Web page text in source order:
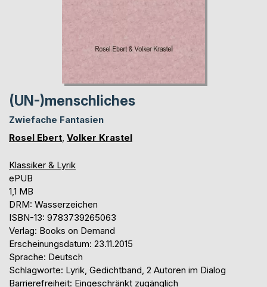
(UN-)menschliches
Zwiefache Fantasien
Rosel Ebert Volker Krastel
Klassiker & Lyrik
ePUB
1,1 MB
DRM: Wasserzeichen
ISBN-13: 9783739265063
Verlag: Books on Demand
Erscheinungsdatum: 23.11.2015
Sprache: Deutsch
Schlagworte: Lyrik, Gedichtband, 2 Autoren im Dialog
Barrierefreiheit: Eingeschränkt zugänglich